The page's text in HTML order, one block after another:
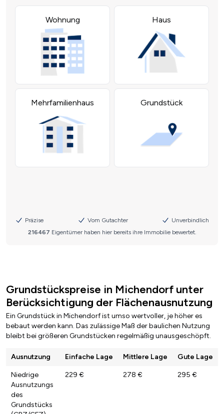
Grundstückspreise in Michendorf unter
Berücksichtigung der Flächenausnutzung
Ein Grundstück in Michendorf ist umso wertvoller, je höher es
bebaut werden kann. Das zulässige Maß der baulichen Nutzung
bleibt bei größeren Grundstücken regelmäßig unausgeschöpft.
Ausnutzung Einfache Lage Mittlere Lage Gute Lage
Niedrige
Ausnutzungs
des
Grundstücks
229 € 278 € 295 €